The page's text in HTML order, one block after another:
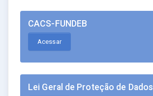
CACS-FUNDEB
Acessar
Lei Geral de Proteção de Dados